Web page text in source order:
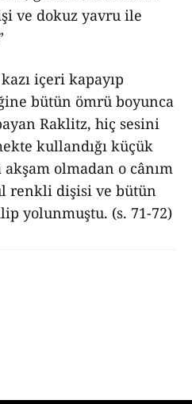
ve dokuz yavru ile
içeri kapayıp
bütün ömrü boyunca
Raklitz, hiç sesini
kullandığı küçük
akşam olmadan o cânım
renkli dişisi ve bütün
yolunmuştu. (s. 71-72)